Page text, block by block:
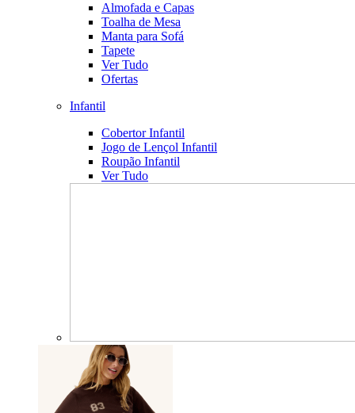
Almofada e Capas
Toalha de Mesa
Manta para Sofá
Tapete
Ver Tudo
Ofertas
Infantil
Cobertor Infantil
Jogo de Lençol Infantil
Roupão Infantil
Ver Tudo